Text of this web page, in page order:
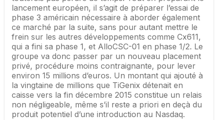
lancement européen, il s’agit de préparer l’essai de
phase 3 américain nécessaire à aborder également
ce marché par la suite, sans pour autant mettre le
frein sur les autres développements comme Cx611,
qui a fini sa phase 1, et AlloCSC-01 en phase 1/2. Le
groupe va donc passer par un nouveau placement
privé, procédure moins contraignante, pour lever
environ 15 millions d’euros. Un montant qui ajouté à
la vingtaine de millions que TiGenix détenait en
caisse vers la fin décembre 2015 constitue un relais
non négligeable, même s’il reste a priori en deçà du
produit potentiel d’une introduction au Nasdaq.